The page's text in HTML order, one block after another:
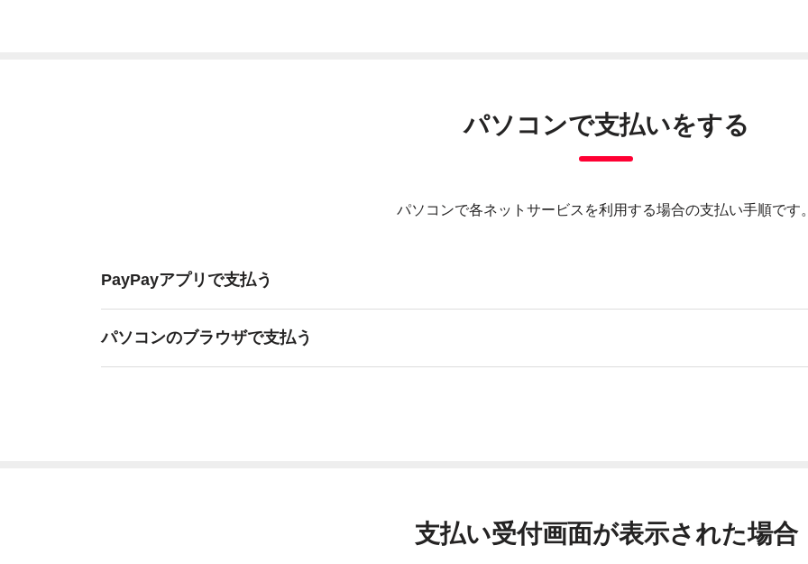
パソコンで支払いをする
パソコンで各ネットサービスを利用する場合の支払い手順です
PayPayアプリで支払う
パソコンのブラウザで支払う
支払い受付画面が表示された場合